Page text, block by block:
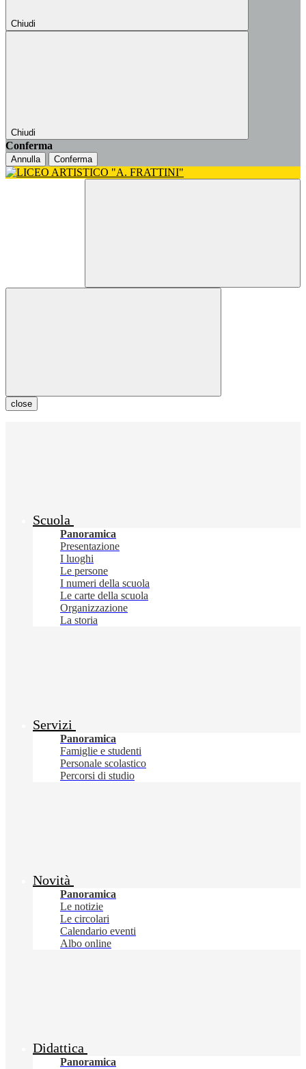
Chiudi
Chiudi
Conferma
Annulla Conferma
close
Scuola
Panoramica
Presentazione
I luoghi
Le persone
I numeri della scuola
Le carte della scuola
Organizzazione
La storia
Servizi
Panoramica
Famiglie e studenti
Personale scolastico
Percorsi di studio
Novità
Panoramica
Le notizie
Le circolari
Calendario eventi
Albo online
Didattica
Panoramica